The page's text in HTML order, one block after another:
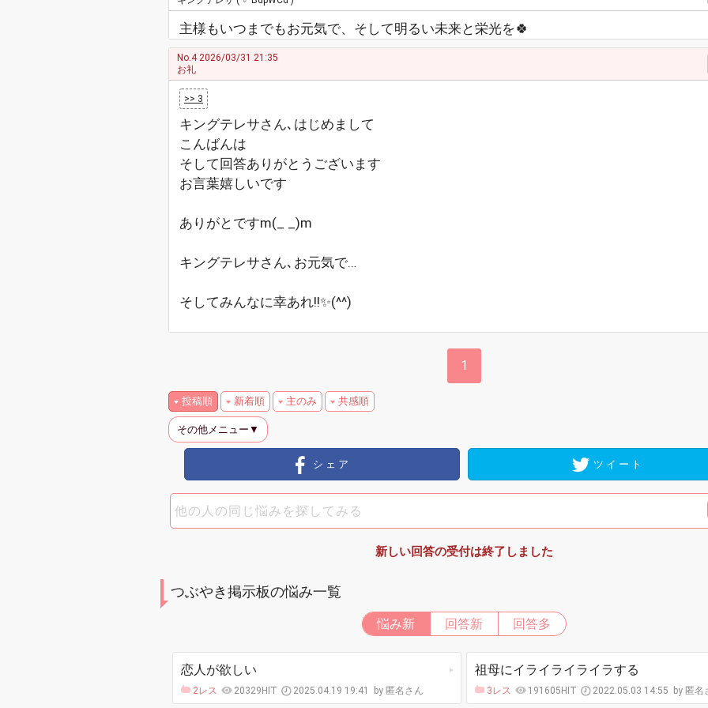
主様もいつまでもお元気で、そして明るい未来と栄光を🍀
No.42026/03/31 21:35
お礼
>> 3
キングテレサさん､はじめまして
こんばんは
そして回答ありがとうございます
お言葉嬉しいです
ありがとですm(_ _)m
キングテレサさん､お元気で…
そしてみんなに幸あれ!!✨(^^)
1
投稿順 新着順 主のみ 共感順
その他メニュー▼
シェア ツイート
新しい回答の受付は終了しました
つぶやき掲示板の悩み一覧
悩み新 回答新 回答多
恋人が欲しい
2レス 20329HIT 2025.04.19 19:41 匿名さん
祖母にイライライライラする
3レス 191605HIT 2022.05.03 14:55 匿名